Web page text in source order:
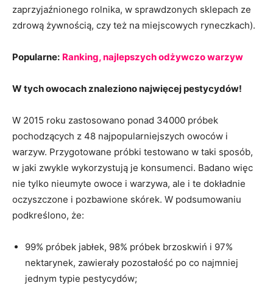
zaprzyjaźnionego rolnika, w sprawdzonych sklepach ze
zdrową żywnością, czy też na miejscowych ryneczkach).
Popularne: Ranking, najlepszych odżywczo warzyw
W tych owocach znaleziono najwięcej pestycydów!
W 2015 roku zastosowano ponad 34000 próbek
pochodzących z 48 najpopularniejszych owoców i
warzyw. Przygotowane próbki testowano w taki sposób,
w jaki zwykle wykorzystują je konsumenci. Badano więc
nie tylko nieumyte owoce i warzywa, ale i te dokładnie
oczyszczone i pozbawione skórek. W podsumowaniu
podkreślono, że:
99% próbek jabłek, 98% próbek brzoskwiń i 97%
nektarynek, zawierały pozostałość po co najmniej
jednym typie pestycydów;